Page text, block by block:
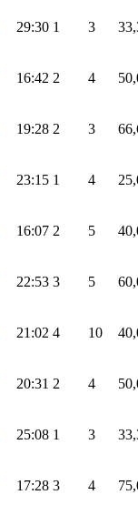
29:30 1 3
16:42 2 4
19:28 2 3
23:15 1 4
16:07 2 5
22:53 3 5
21:02 4 10
20:31 2 4
25:08 1 3
17:28 3 4